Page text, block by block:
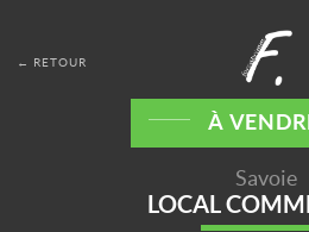
← RETOUR
À
Savoie
LOCAL